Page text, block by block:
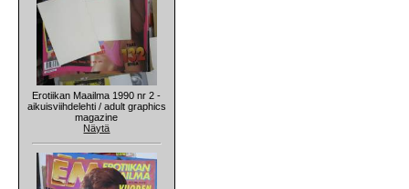
Erotiikan Maailma 1990 nr 2 -
aikuisviihdelehti / adult graphics
magazine
Näytä